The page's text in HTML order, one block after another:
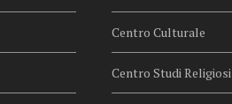
Centro Culturale
Centro Studi Religiosi